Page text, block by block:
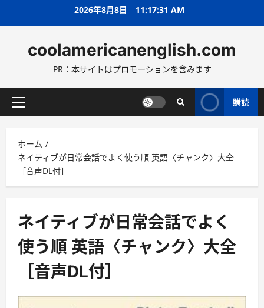
ス
ッ
2026年8月8日 11:17:32 AM
coolamericanenglish.com
PR：本サイトはプロモーションを含みます
メ
メ
ニ
ュ
ー
購読
ホーム
ネイティブが日常会話でよく使う順 英語〈チャンク〉大全
［音声DL付］
ネイティブが日常会話でよく
使う順 英語〈チャンク〉大全
［音声DL付］